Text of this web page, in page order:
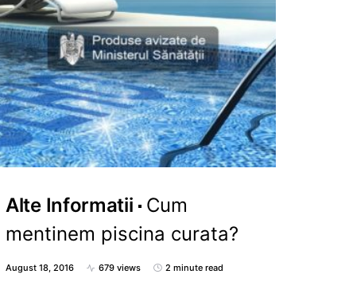
Alte Informatii
Cum
mentinem piscina curata?
August 18, 2016 679 views 2 minute read